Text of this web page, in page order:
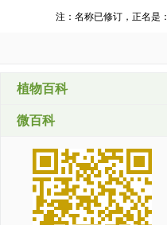
注：名称已修订，正名是：
植物百科
微百科